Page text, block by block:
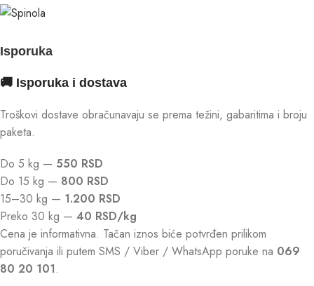
Isporuka
🚚 Isporuka i dostava
Troškovi dostave obračunavaju se prema težini, gabaritima i broju
paketa.
Do 5 kg — 550 RSD
Do 15 kg — 800 RSD
15–30 kg — 1.200 RSD
Preko 30 kg — 40 RSD/kg
Cena je informativna. Tačan iznos biće potvrđen prilikom
poručivanja ili putem SMS / Viber / WhatsApp poruke na 069
80 20 101.